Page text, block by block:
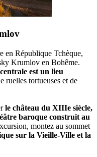
en République Tchèque,
Krumlov en Bohême.
est un lieu
ruelles tortueuses et de
le château du XIIIe siècle,
baroque construit au
montez au sommet
sur la Vieille-Ville et la